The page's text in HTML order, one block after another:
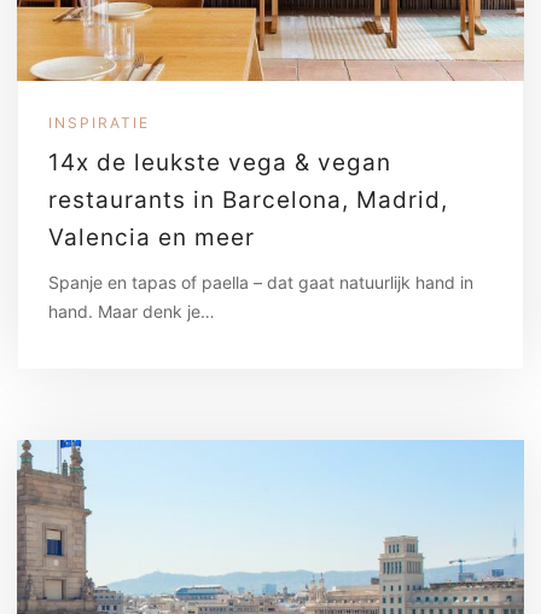
INSPIRATIE
14x de leukste vega & vegan
restaurants in Barcelona, Madrid,
Valencia en meer
Spanje en tapas of paella – dat gaat natuurlijk hand in
hand. Maar denk je…